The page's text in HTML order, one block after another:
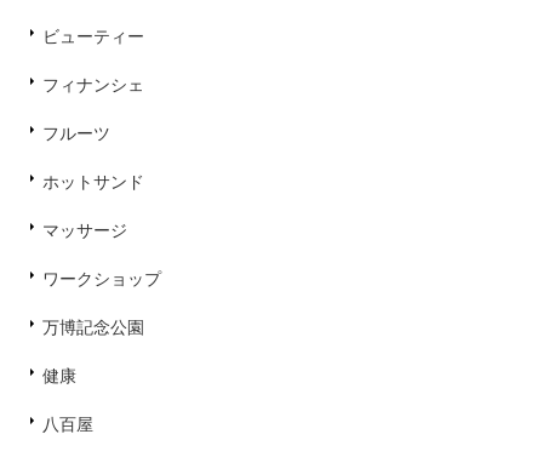
ビューティー
フィナンシェ
フルーツ
ホットサンド
マッサージ
ワークショップ
万博記念公園
健康
八百屋